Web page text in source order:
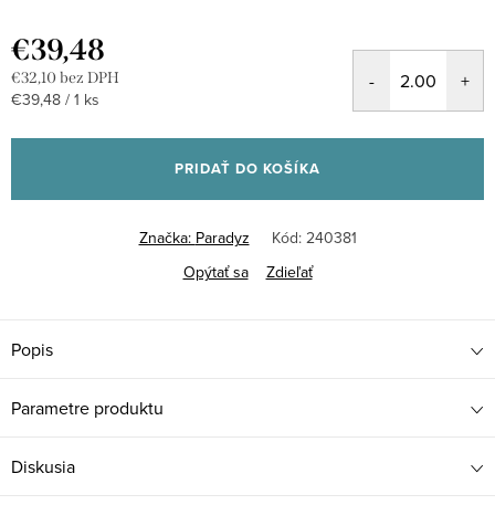
€39,48
€32,10 bez DPH
Jednotková
€39,48 / 1 ks
PRIDAŤ DO KOŠÍKA
Značka: Paradyz Kód: 240381
Opýtať sa
Zdieľať
Popis
Parametre produktu
Diskusia